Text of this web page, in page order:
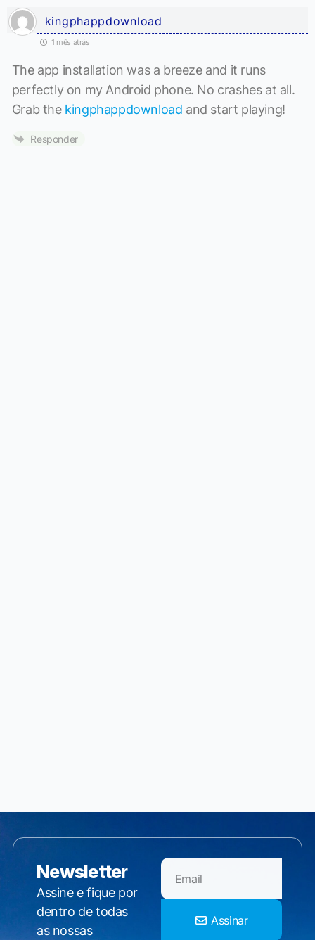
kingphappdownload
1 mês atrás
The app installation was a breeze and it runs
perfectly on my Android phone. No crashes at all.
Grab the kingphappdownload and start playing!
Responder
Newsletter
Assine e fique por
dentro de todas
as nossas
Assinar